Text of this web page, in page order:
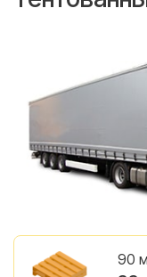
90 м